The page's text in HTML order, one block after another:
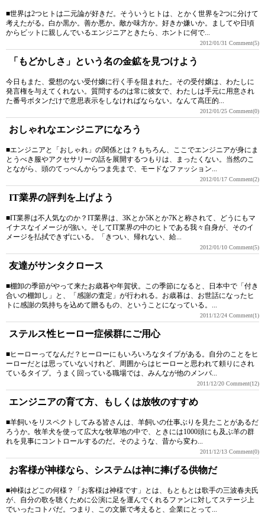
■世界は2つヒトは二元論が好きだ。そういうヒトは、とかく世界を2つに分けて
考えたがる。白か黒か。善か悪か。敵か味方か。好きか嫌いか。ましてや日頃
からビットに親しんでいるエンジニアときたら、ホントに何で...
2012/01/31 Comment(5)
「もどかしさ」という名の金鉱を見つけよう
今日もまた、愛想のない受付嬢に行く手を阻まれた。その受付嬢は、わたしに
発言権を与えてくれない。質問するのは常に彼女で、わたしは手元に用意され
た番号ボタンだけで意思表示をしなければならない。なんて高圧的...
2012/01/25 Comment(0)
おしゃれなエンジニアになろう
■エンジニアと「おしゃれ」の関係とは？もちろん、ここでエンジニアが身にま
とうべき服やアクセサリーの話を展開するつもりは、まったくない。当然のこ
とながら、頭のてっぺんからつま先まで、モードなファッション...
2012/01/17 Comment(2)
IT業界の評判を上げよう
■IT業界は不人気なのか？IT業界は、3Kとか5Kとか7Kと称されて、どうにもマ
イナスなイメージが強い。そしてIT業界の中のヒトである我々自身が、そのイ
メージを払拭できずにいる。「きつい、帰れない、給...
2012/01/10 Comment(5)
友達がサンタクロース
■棚卸の季節がやって来たお歳暮や年賀状。この季節になると、日本中で「付き
合いの棚卸し」と、「感謝の査定」が行われる。お歳暮は、お世話になったヒ
トに感謝の気持ちを込めて贈るもの、ということになっている。...
2011/12/24 Comment(1)
ステルス性ヒーロー症候群にご用心
■ヒーローってなんだ？ヒーローにもいろいろなタイプがある。自分のことをヒ
ーローだとは思っていないけれど、周囲からはヒーローと思われて頼りにされ
ているタイプ。うまく回っている職場では、みんなが他のメンバ...
2011/12/20 Comment(12)
エンジニアの育て方、もしくは放牧のすすめ
■羊飼いをリスペクトしてみる皆さんは、羊飼いの仕事ぶりを見たことがあるだ
ろうか。牧羊犬を使って広大な牧草地の中で、ときには1000頭にも及ぶ羊の群
れを見事にコントロールするのだ。そのような、昔から変わ...
2011/12/13 Comment(0)
お客様が神様なら、システムは神に捧げる供物だ
■神様はどこの何様？「お客様は神様です」とは、もともとは歌手の三波春夫氏
が、自分の歌を聴くために公演に足を運んでくれるファンに対してステージ上
でいったコトバだ。つまり、この文脈で考えると、企業にとって...